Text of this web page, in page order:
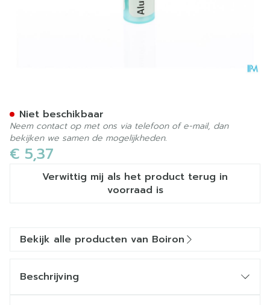
€ 5,37
Verwittig mij als het product terug in
voorraad is
Niet beschikbaar
Neem contact op met ons via telefoon of e-mail, dan
bekijken we samen de mogelijkheden.
Bekijk alle producten van Boiron
Beschrijving